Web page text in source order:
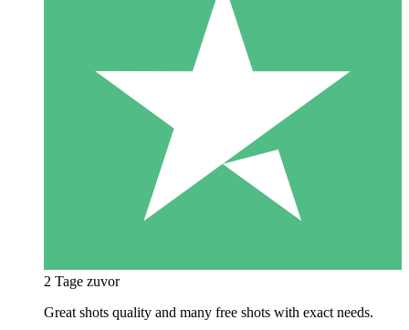
2 Tage zuvor
Great shots quality and many free shots with exact needs.